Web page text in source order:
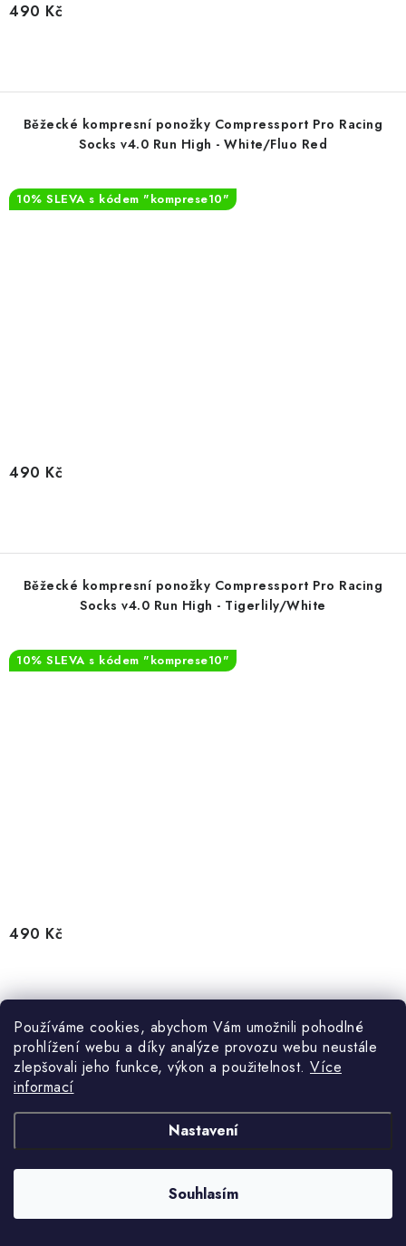
Používáme cookies, abychom Vám umožnili pohodlné
prohlížení webu a díky analýze provozu webu neustále
zlepšovali jeho funkce, výkon a použitelnost. Více
informací
Nastavení
Souhlasím
490 Kč
Běžecké kompresní ponožky Compressport Pro Racing
Socks v4.0 Run High - White/Fluo Red
10% SLEVA s kódem "komprese10"
490 Kč
Běžecké kompresní ponožky Compressport Pro Racing
Socks v4.0 Run High - Tigerlily/White
10% SLEVA s kódem "komprese10"
490 Kč
Běžecké kompresní ponožky Compressport Pro Racing
Socks v4.0 Run High - White/Orient Blue
10% SLEVA s kódem "komprese10"